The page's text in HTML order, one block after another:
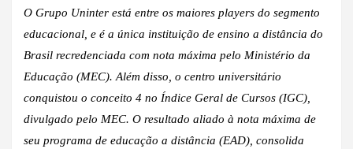
O Grupo Uninter está entre os maiores players do segmento
educacional, e é a única instituição de ensino a distância do
Brasil recredenciada com nota máxima pelo Ministério da
Educação (MEC). Além disso, o centro universitário
conquistou o conceito 4 no Índice Geral de Cursos (IGC),
divulgado pelo MEC. O resultado aliado à nota máxima de
seu programa de educação a distância (EAD), consolida